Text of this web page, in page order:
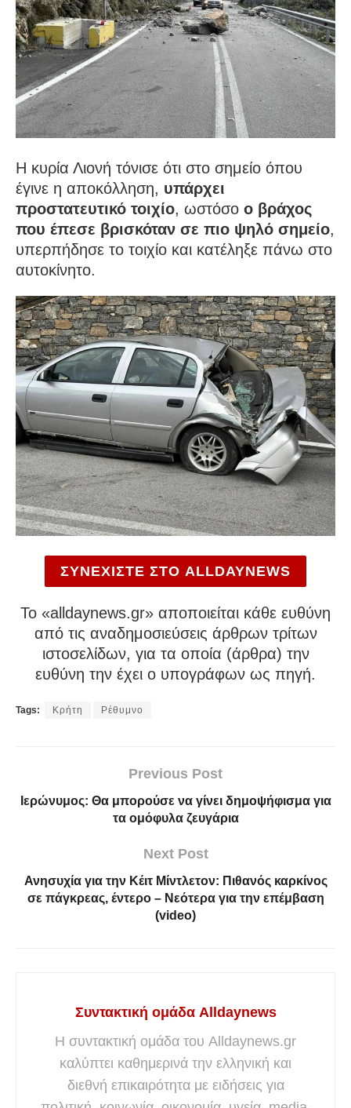
Η κυρία Λιονή τόνισε ότι στο σημείο όπου
έγινε η αποκόλληση, υπάρχει
προστατευτικό τοιχίο, ωστόσο ο βράχος
που έπεσε βρισκόταν σε πιο ψηλό σημείο,
υπερπήδησε το τοιχίο και κατέληξε πάνω στο
αυτοκίνητο.
ΣΥΝΕΧΙΣΤΕ ΣΤΟ ALLDAYNEWS
To «alldaynews.gr» αποποιείται κάθε ευθύνη
από τις αναδημοσιεύσεις άρθρων τρίτων
ιστοσελίδων, για τα οποία (άρθρα) την
ευθύνη την έχει ο υπογράφων ως πηγή.
Tags: Κρήτη Ρέθυμνο
Previous Post
Ιερώνυμος: Θα μπορούσε να γίνει δημοψήφισμα για
τα ομόφυλα ζευγάρια
Next Post
Ανησυχία για την Κέιτ Μίντλετον: Πιθανός καρκίνος
σε πάγκρεας, έντερο – Νεότερα για την επέμβαση
(video)
Συντακτική ομάδα Alldaynews
Η συντακτική ομάδα του Alldaynews.gr
καλύπτει καθημερινά την ελληνική και
διεθνή επικαιρότητα με ειδήσεις για